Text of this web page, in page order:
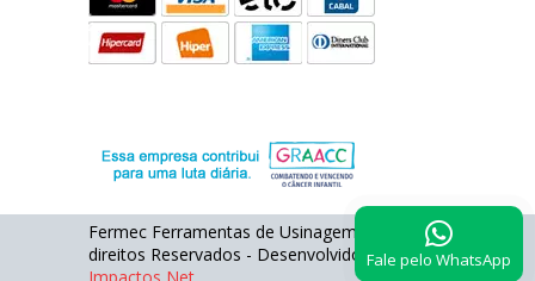
Fermec Ferramentas de Usinagem - Todos os
direitos Reservados - Desenvolvido porFale pelo WhatsApp